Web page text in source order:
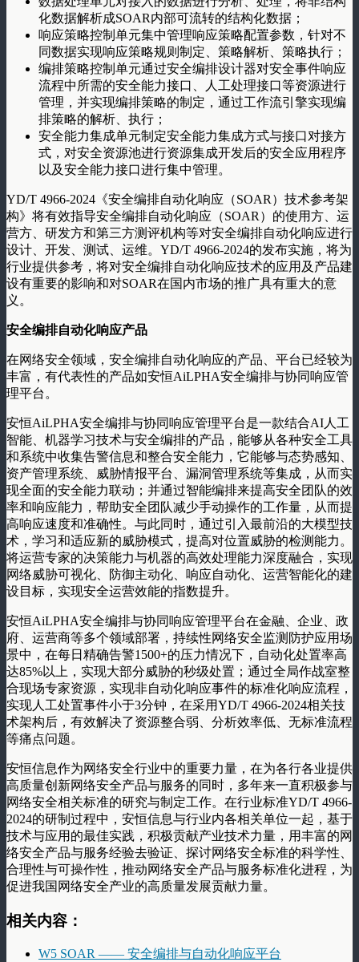
化数据解析成SOAR内部可流转的结构化数据；
响应策略控制单元集中管理响应策略配置参数，针对不
同数据实现响应策略规则制定、策略解析、策略执行；
编排策略控制单元通过安全编排设计器对安全事件响应
流程中所需的安全能力接口、人工处理接口等资源进行
管理，并实现编排策略的制定，通过工作流引擎实现编
排策略的解析、执行；
安全能力集成单元制定安全能力集成方式与接口对接方
式，对安全资源池进行资源集成开发后的安全应用程序
以及安全能力接口进行集中管理。
YD/T 4966-2024《安全编排自动化响应（SOAR）技术参考架
构》将有效指导安全编排自动化响应（SOAR）的使用方、运
营方、研发方和第三方测评机构等对安全编排自动化响应进行
设计、开发、测试、运维。YD/T 4966-2024的发布实施，将为
行业提供参考，将对安全编排自动化响应技术的应用及产品建
设有重要的影响和对SOAR在国内市场的推广具有重大的意
义。
安全编排自动化响应产品
在网络安全领域，安全编排自动化响应的产品、平台已经较为
丰富，有代表性的产品如安恒AiLPHA安全编排与协同响应管
理平台。
安恒AiLPHA安全编排与协同响应管理平台是一款结合AI人工
智能、机器学习技术与安全编排的产品，能够从各种安全工具
和系统中收集告警信息和整合安全能力，它能够与态势感知、
资产管理系统、威胁情报平台、漏洞管理系统等集成，从而实
现全面的安全能力联动；并通过智能编排来提高安全团队的效
率和响应能力，帮助安全团队减少手动操作的工作量，从而提
高响应速度和准确性。与此同时，通过引入最前沿的大模型技
术，学习和适应新的威胁模式，提高对位置威胁的检测能力。
将运营专家的决策能力与机器的高效处理能力深度融合，实现
网络威胁可视化、防御主动化、响应自动化、运营智能化的建
设目标，实现安全运营效能的指数提升。
安恒AiLPHA安全编排与协同响应管理平台在金融、企业、政
府、运营商等多个领域部署，持续性网络安全监测防护应用场
景中，在每日精确告警1500+的压力情况下，自动化处置率高
达85%以上，实现大部分威胁的秒级处置；通过全局作战室整
合现场专家资源，实现非自动化响应事件的标准化响应流程，
实现人工处置事件小于3分钟，在采用YD/T 4966-2024相关技
术架构后，有效解决了资源整合弱、分析效率低、无标准流程
等痛点问题。
安恒信息作为网络安全行业中的重要力量，在为各行各业提供
高质量创新网络安全产品与服务的同时，多年来一直积极参与
网络安全相关标准的研究与制定工作。在行业标准YD/T 4966-
2024的研制过程中，安恒信息与行业内各相关单位一起，基于
技术与应用的最佳实践，积极贡献产业技术力量，用丰富的网
络安全产品与服务经验去验证、探讨网络安全标准的科学性、
合理性与可操作性，推动网络安全产品与服务标准化进程，为
促进我国网络安全产业的高质量发展贡献力量。
相关内容：
W5 SOAR —— 安全编排与自动化响应平台